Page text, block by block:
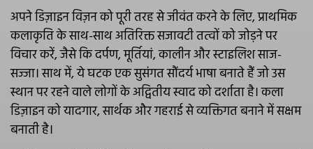
अपने डिज़ाइन विज़न को पूरी तरह से जीवंत करने के लिए, प्राथमिक
कलाकृति के साथ-साथ अतिरिक्त सजावटी तत्वों को जोड़ने पर
विचार करें, जैसे कि दर्पण, मूर्तियां, कालीन और स्टाइलिश साज-
सज्जा। साथ में, ये घटक एक सुसंगत सौंदर्य भाषा बनाते हैं जो उस
स्थान पर रहने वाले लोगों के अद्वितीय स्वाद को दर्शाता है। कला
डिज़ाइन को यादगार, सार्थक और गहराई से व्यक्तिगत बनाने में सक्षम
बनाती है।